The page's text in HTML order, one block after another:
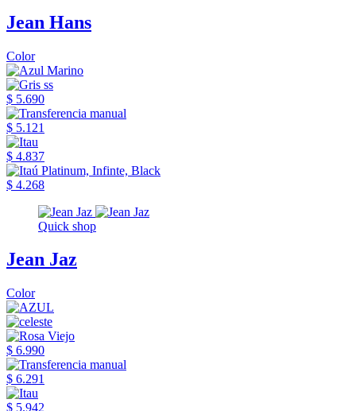
Jean Hans
Color
$ 5.690
$ 5.121
$ 4.837
$ 4.268
Quick shop
Jean Jaz
Color
$ 6.990
$ 6.291
$ 5.942